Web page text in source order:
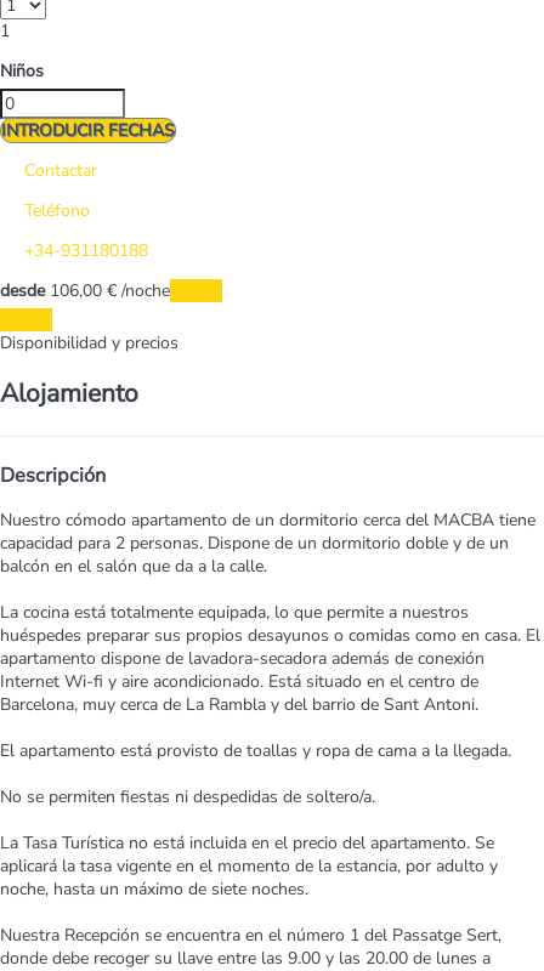
1
Niños
INTRODUCIR FECHAS
Contactar
Teléfono
+34-931180188
desde106,00 € /noche
Disponibilidad y precios
Alojamiento
Descripción
Nuestro cómodo apartamento de un dormitorio cerca del MACBA tiene
capacidad para 2 personas. Dispone de un dormitorio doble y de un
balcón en el salón que da a la calle.
La cocina está totalmente equipada, lo que permite a nuestros
huéspedes preparar sus propios desayunos o comidas como en casa. El
apartamento dispone de lavadora-secadora además de conexión
Internet Wi-fi y aire acondicionado. Está situado en el centro de
Barcelona, muy cerca de La Rambla y del barrio de Sant Antoni.
El apartamento está provisto de toallas y ropa de cama a la llegada.
No se permiten fiestas ni despedidas de soltero/a.
La Tasa Turística no está incluida en el precio del apartamento. Se
aplicará la tasa vigente en el momento de la estancia, por adulto y
noche, hasta un máximo de siete noches.
Nuestra Recepción se encuentra en el número 1 del Passatge Sert,
donde debe recoger su llave entre las 9.00 y las 20.00 de lunes a